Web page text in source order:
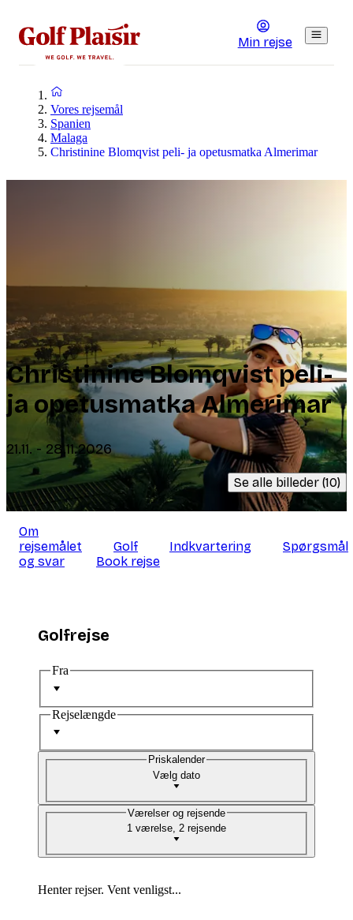
Min rejse
Vores rejsemål
Spanien
Malaga
Christinine Blomqvist peli- ja opetusmatka Almerimar
Christinine Blomqvist peli-
ja opetusmatka Almerimar
21.11. - 28.11.2026
Se alle billeder (10)
Om
rejsemålet
Golf Indkvartering
Spørgsmål
og svar
Book rejse
Golfrejse
Fra
Rejselængde
Vælg dato
Priskalender
1 værelse, 2 rejsende
Værelser og rejsende
Henter rejser. Vent venligst...